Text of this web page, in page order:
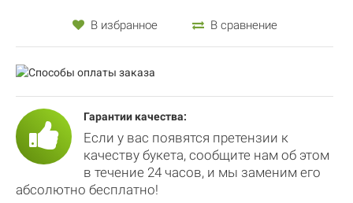
В избранное В сравнение
Гарантии качества:
Если у вас появятся претензии к
качеству букета, сообщите нам об этом
в течение 24 часов, и мы заменим его
абсолютно бесплатно!